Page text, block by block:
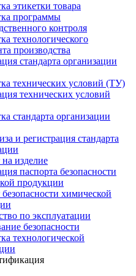
этикетки товара
программы
контроля
технологического
производства
стандарта организации
технических условий (ТУ)
технических условий
стандарта организации
и регистрация стандарта
изделие
паспорта безопасности
продукции
химической
по эксплуатации
безопасности
технологической